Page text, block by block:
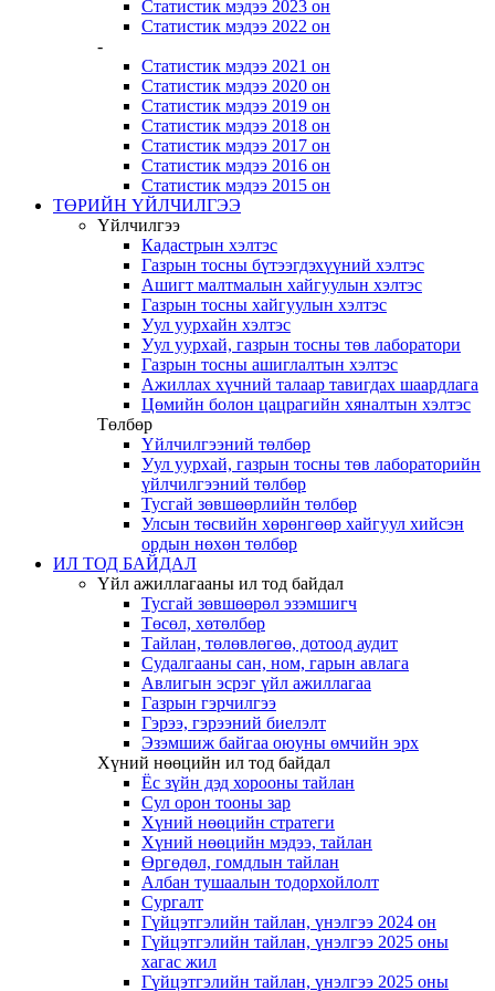
Статистик мэдээ 2023 он
Статистик мэдээ 2022 он
-
Статистик мэдээ 2021 он
Статистик мэдээ 2020 он
Статистик мэдээ 2019 он
Статистик мэдээ 2018 он
Статистик мэдээ 2017 он
Статистик мэдээ 2016 он
Статистик мэдээ 2015 он
ТӨРИЙН ҮЙЛЧИЛГЭЭ
Үйлчилгээ
Кадастрын хэлтэс
Газрын тосны бүтээгдэхүүний хэлтэс
Ашигт малтмалын хайгуулын хэлтэс
Газрын тосны хайгуулын хэлтэс
Уул уурхайн хэлтэс
Уул уурхай, газрын тосны төв лаборатори
Газрын тосны ашиглалтын хэлтэс
Ажиллах хүчний талаар тавигдах шаардлага
Цөмийн болон цацрагийн хяналтын хэлтэс
Төлбөр
Үйлчилгээний төлбөр
Уул уурхай, газрын тосны төв лабораторийн
үйлчилгээний төлбөр
Тусгай зөвшөөрлийн төлбөр
Улсын төсвийн хөрөнгөөр хайгуул хийсэн
ордын нөхөн төлбөр
ИЛ ТОД БАЙДАЛ
Үйл ажиллагааны ил тод байдал
Тусгай зөвшөөрөл эзэмшигч
Төсөл, хөтөлбөр
Тайлан, төлөвлөгөө, дотоод аудит
Судалгааны сан, ном, гарын авлага
Авлигын эсрэг үйл ажиллагаа
Газрын гэрчилгээ
Гэрээ, гэрээний биелэлт
Эзэмшиж байгаа оюуны өмчийн эрх
Хүний нөөцийн ил тод байдал
Ёс зүйн дэд хорооны тайлан
Сул орон тооны зар
Хүний нөөцийн стратеги
Хүний нөөцийн мэдээ, тайлан
Өргөдөл, гомдлын тайлан
Албан тушаалын тодорхойлолт
Сургалт
Гүйцэтгэлийн тайлан, үнэлгээ 2024 он
Гүйцэтгэлийн тайлан, үнэлгээ 2025 оны
хагас жил
Гүйцэтгэлийн тайлан, үнэлгээ 2025 оны